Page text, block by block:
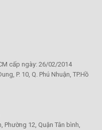
cấp ngày: 26/02/2014
P. 10, Q. Phú Nhuận, TP.Hồ
12, Quận Tân bình,